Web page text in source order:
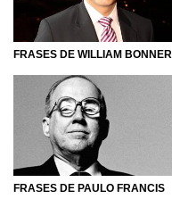
FRASES DE WILLIAM BONNER
FRASES DE PAULO FRANCIS